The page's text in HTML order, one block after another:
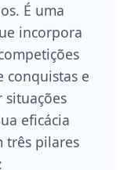
É uma
incorpora
conquistas e
eficácia
três pilares